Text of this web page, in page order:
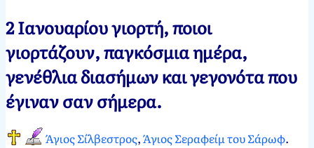
Νεκτάριος
Παπασπύρου
Ιανουαρίου,
20122
Ιανουαρίου,
2025
2 Ιανουαρίου γιορτή, ποιοι
γιορτάζουν, παγκόσμια ημέρα,
γενέθλια διασήμων και γεγονότα που
έγιναν σαν σήμερα.
Άγιος Σίλβεστρος,Άγιος Σεραφείμ του Σάρωφ.